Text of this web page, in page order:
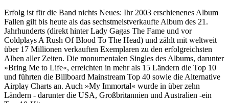
Erfolg ist für die Band nichts Neues: Ihr 2003 erschienenes Album
Fallen gilt bis heute als das sechstmeistverkaufte Album des 21.
Jahrhunderts (direkt hinter Lady Gagas The Fame und vor
Coldplays A Rush Of Blood To The Head) und zählt mit weltweit
über 17 Millionen verkauften Exemplaren zu den erfolgreichsten
Alben aller Zeiten. Die monumentalen Singles des Albums, darunter
»Bring Me to Life«, erreichten in mehr als 15 Ländern die Top 10
und führten die Billboard Mainstream Top 40 sowie die Alternative
Airplay Charts an. Auch »My Immortal« wurde in über zehn
Ländern - darunter die USA, Großbritannien und Australien -ein